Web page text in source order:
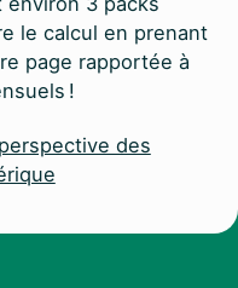
le calcul en prenant
page rapportée à
!
des